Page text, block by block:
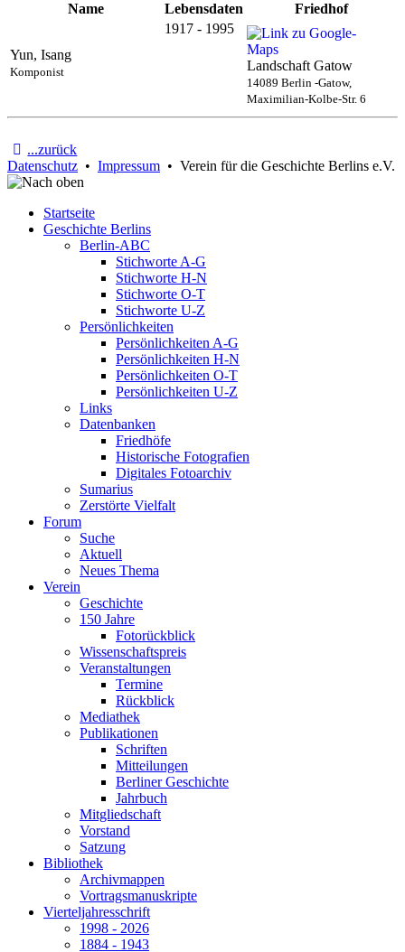
Name Lebensdaten Friedhof
Yun, Isang
Komponist
1917 - 1995
Landschaft Gatow
14089 Berlin -Gatow,
Maximilian-Kolbe-Str. 6
...zurück
Datenschutz • Impressum • Verein für die Geschichte Berlins e.V.
Startseite
Geschichte Berlins
Berlin-ABC
Stichworte A-G
Stichworte H-N
Stichworte O-T
Stichworte U-Z
Persönlichkeiten
Persönlichkeiten A-G
Persönlichkeiten H-N
Persönlichkeiten O-T
Persönlichkeiten U-Z
Links
Datenbanken
Friedhöfe
Historische Fotografien
Digitales Fotoarchiv
Sumarius
Zerstörte Vielfalt
Forum
Suche
Aktuell
Neues Thema
Verein
Geschichte
150 Jahre
Fotorückblick
Wissenschaftspreis
Veranstaltungen
Termine
Rückblick
Mediathek
Publikationen
Schriften
Mitteilungen
Berliner Geschichte
Jahrbuch
Mitgliedschaft
Vorstand
Satzung
Bibliothek
Archivmappen
Vortragsmanuskripte
Vierteljahresschrift
1998 - 2026
1884 - 1943